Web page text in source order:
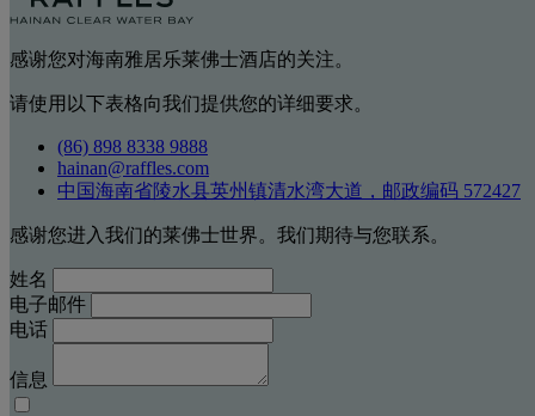
感谢您对海南雅居乐莱佛士酒店的关注。
请使用以下表格向我们提供您的详细要求。
(86) 898 8338 9888
hainan@raffles.com
中国海南省陵水县英州镇清水湾大道，邮政编码 572427
感谢您进入我们的莱佛士世界。我们期待与您联系。
姓名
电子邮件
电话
信息